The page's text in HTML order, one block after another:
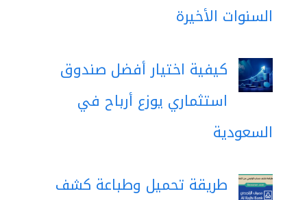
السنوات الأخيرة
كيفية اختيار أفضل صندوق
استثماري يوزع أرباح في
السعودية
طريقة تحميل وطباعة كشف